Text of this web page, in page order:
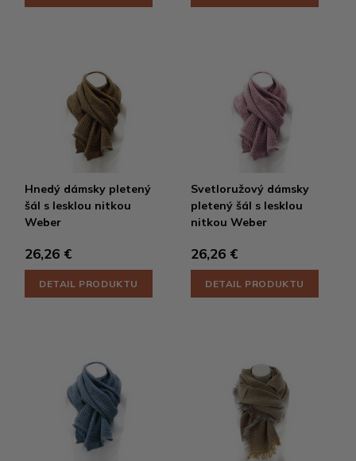
Hnedý dámsky pletený
šál s lesklou nitkou
Weber
26,26 €
DETAIL PRODUKTU
Svetloružový dámsky
pletený šál s lesklou
nitkou Weber
26,26 €
DETAIL PRODUKTU